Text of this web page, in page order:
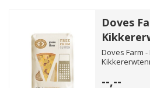
Doves
Doves Farm
--,--